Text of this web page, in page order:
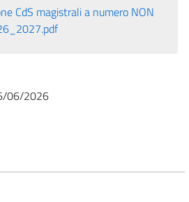
CdS magistrali a numero NON
06/2026